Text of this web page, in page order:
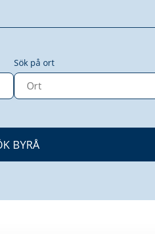
Sök på ort